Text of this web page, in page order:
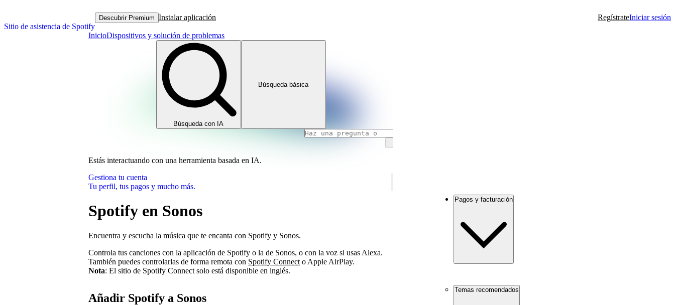
Sitio de asistencia de Spotify
Descubrir Premium Instalar aplicación RegístrateIniciar sesión
InicioDispositivos y solución de problemas
Búsqueda con IA
Búsqueda básica
Estás interactuando con una herramienta basada en IA.
Gestiona tu cuenta
Tu perfil, tus pagos y mucho más.
Spotify en Sonos
Encuentra y escucha la música que te encanta con Spotify y Sonos.
Controla tus canciones con la aplicación de Spotify o la de Sonos, o con la voz si usas Alexa.
También puedes controlarlas de forma remota con Spotify Connect o Apple AirPlay.
Nota: El sitio de Spotify Connect solo está disponible en inglés.
Añadir Spotify a Sonos
Pagos y facturación
Temas recomendados